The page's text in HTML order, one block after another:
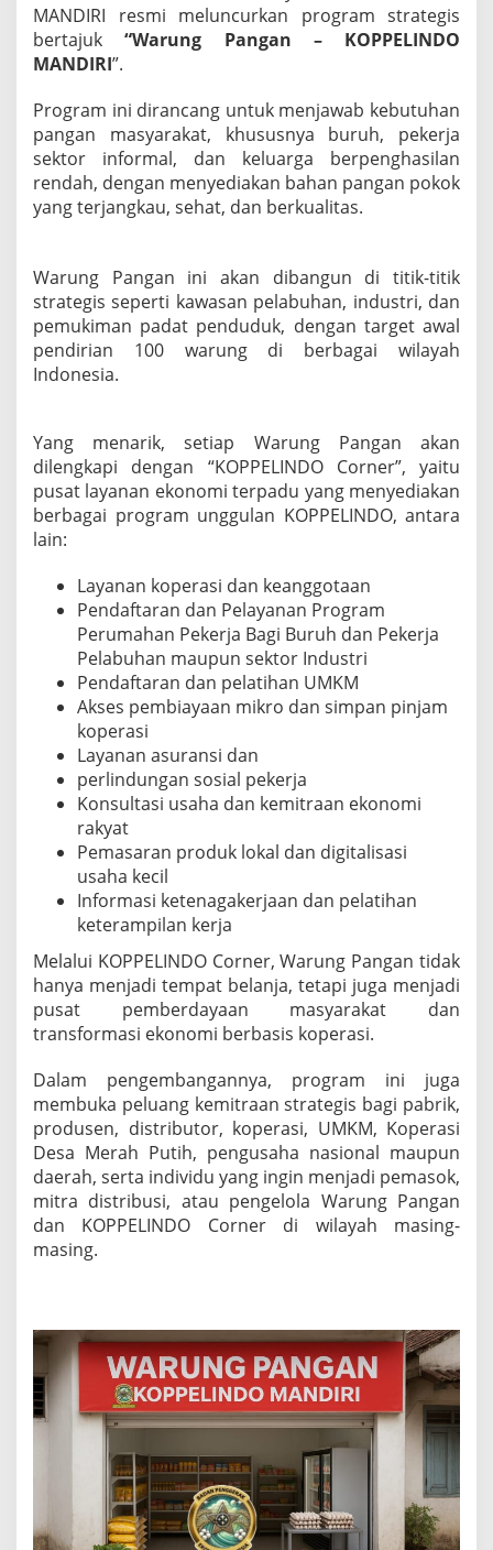
o
n
o
R
a
k
a
t
MANDIRI resmi meluncurkan program strategis
bertajuk“Warung Pangan – KOPPELINDO
MANDIRI”.
Program ini dirancang untuk menjawab kebutuhan
pangan masyarakat, khususnya buruh, pekerja
sektor informal, dan keluarga berpenghasilan
rendah, dengan menyediakan bahan pangan pokok
yang terjangkau, sehat, dan berkualitas.
Warung Pangan ini akan dibangun di titik-titik
strategis seperti kawasan pelabuhan, industri, dan
pemukiman padat penduduk, dengan target awal
pendirian 100 warung di berbagai wilayah
Indonesia.
Yang menarik, setiap Warung Pangan akan
dilengkapi dengan “KOPPELINDO Corner”, yaitu
pusat layanan ekonomi terpadu yang menyediakan
berbagai program unggulan KOPPELINDO, antara
lain:
Layanan koperasi dan keanggotaan
Pendaftaran dan Pelayanan Program
Perumahan Pekerja Bagi Buruh dan Pekerja
Pelabuhan maupun sektor Industri
Pendaftaran dan pelatihan UMKM
Akses pembiayaan mikro dan simpan pinjam
koperasi
Layanan asuransi dan
perlindungan sosial pekerja
Konsultasi usaha dan kemitraan ekonomi
rakyat
Pemasaran produk lokal dan digitalisasi
usaha kecil
Informasi ketenagakerjaan dan pelatihan
keterampilan kerja
Melalui KOPPELINDO Corner, Warung Pangan tidak
hanya menjadi tempat belanja, tetapi juga menjadi
pusat pemberdayaan masyarakat dan
transformasi ekonomi berbasis koperasi.
Dalam pengembangannya, program ini juga
membuka peluang kemitraan strategis bagi pabrik,
produsen, distributor, koperasi, UMKM, Koperasi
Desa Merah Putih, pengusaha nasional maupun
daerah, serta individu yang ingin menjadi pemasok,
mitra distribusi, atau pengelola Warung Pangan
dan KOPPELINDO Corner di wilayah masing-
masing.